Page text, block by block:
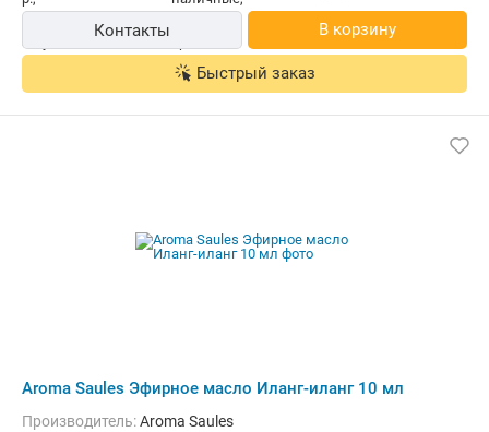
Контакты В корзину
Быстрый заказ
Aroma Saules Эфирное масло Иланг-иланг 10 мл
Производитель:Aroma Saules